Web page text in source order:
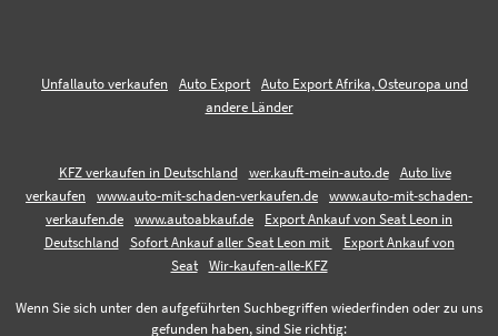
Unfallauto verkaufen Auto Export
Auto Export Afrika, Osteuropa und
andere Länder
KFZ verkaufen in Deutschland wer.kauft-mein-auto.de
Auto live
verkaufen
www.auto-mit-schaden-verkaufen.de
www.auto-mit-schaden-
verkaufen.de
www.autoabkauf.de
Export Ankauf von Seat Leon in
Deutschland
Sofort Ankauf aller Seat Leon mit
Export Ankauf von
Seat
Wir-kaufen-alle-KFZ
Wenn Sie sich unter den aufgeführten Suchbegriffen wiederfinden oder zu uns
gefunden haben, sind Sie richtig: